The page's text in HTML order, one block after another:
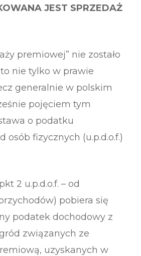
JEST SPRZEDAŻ
premiowej” nie zostało
nie tylko w prawie
generalnie w polskim
pojęciem tym
o podatku
osób fizycznych (u.p.d.o.f.)
2 u.p.d.o.f. – od
pobiera się
podatek dochodowy z
związanych ze
uzyskanych w